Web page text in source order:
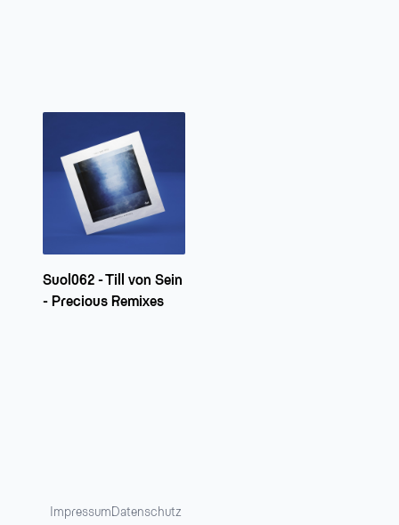
Suol062 - Till von Sein
- Precious Remixes
ImpressumDatenschutz